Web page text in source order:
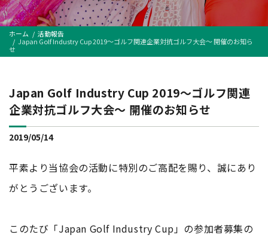
ホーム
活動報告
Japan Golf Industry Cup 2019～ゴルフ関連企業対抗ゴルフ大会～ 開催のお知ら
せ
Japan Golf Industry Cup 2019～ゴルフ関連
企業対抗ゴルフ大会～ 開催のお知らせ
2019/05/14
平素より当協会の活動に特別のご高配を賜り、誠にあり
がとうございます。
このたび「Japan Golf Industry Cup」の参加者募集の